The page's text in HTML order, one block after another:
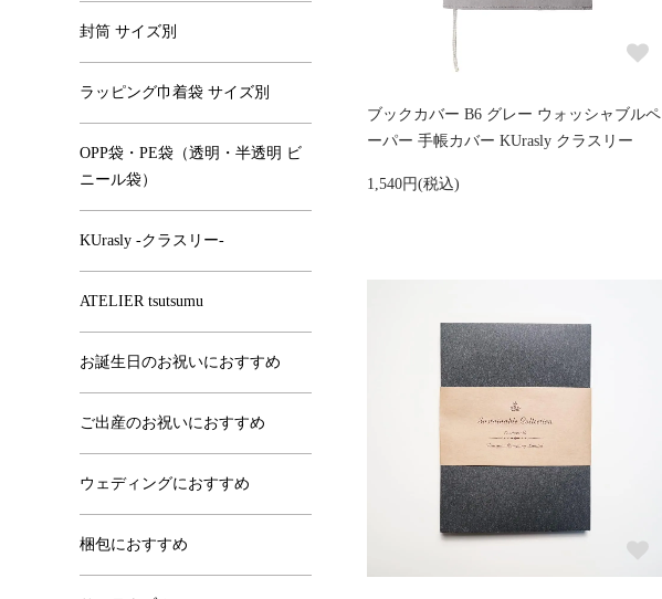
ブックカバー B6 グレー ウォッシャブルペ
ーパー 手帳カバー KUrasly クラスリー
1,540円(税込)
封筒 サイズ別
ラッピング巾着袋 サイズ別
OPP袋・PE袋（透明・半透明 ビ
ニール袋）
KUrasly -クラスリー-
ATELIER tsutsumu
お誕生日のお祝いにおすすめ
ご出産のお祝いにおすすめ
ウェディングにおすすめ
梱包におすすめ